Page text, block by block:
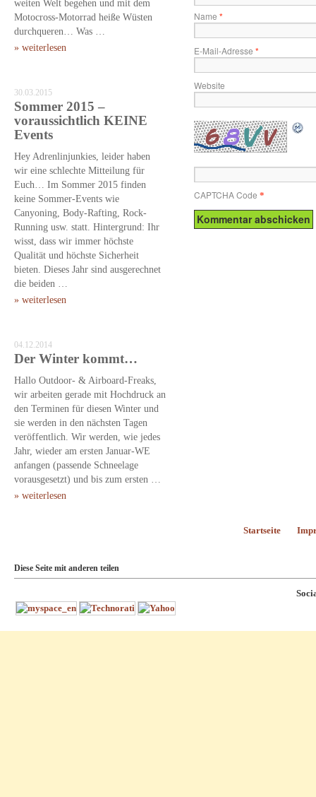
weiten Welt begehen und mit dem
Motocross-Motorrad heiße Wüsten
durchqueren… Was …
» weiterlesen
30.03.2015
Sommer 2015 –
voraussichtlich KEINE
Events
Hey Adrenlinjunkies, leider haben
wir eine schlechte Mitteilung für
Euch… Im Sommer 2015 finden
keine Sommer-Events wie
Canyoning, Body-Rafting, Rock-
Running usw. statt. Hintergrund: Ihr
wisst, dass wir immer höchste
Qualität und höchste Sicherheit
bieten. Dieses Jahr sind ausgerechnet
die beiden …
» weiterlesen
04.12.2014
Der Winter kommt…
Hallo Outdoor- & Airboard-Freaks,
wir arbeiten gerade mit Hochdruck an
den Terminen für diesen Winter und
sie werden in den nächsten Tagen
veröffentlich. Wir werden, wie jedes
Jahr, wieder am ersten Januar-WE
anfangen (passende Schneelage
vorausgesetzt) und bis zum ersten …
» weiterlesen
Name *
E-Mail-Adresse *
Website
CAPTCHA Code *
Startseite
Diese Seite mit anderen teilen